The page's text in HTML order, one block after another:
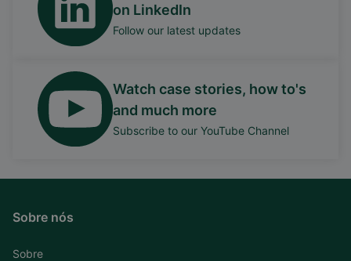
on LinkedIn
Follow our latest updates
Watch case stories, how to's
and much more
Subscribe to our YouTube Channel
Sobre nós
Sobre